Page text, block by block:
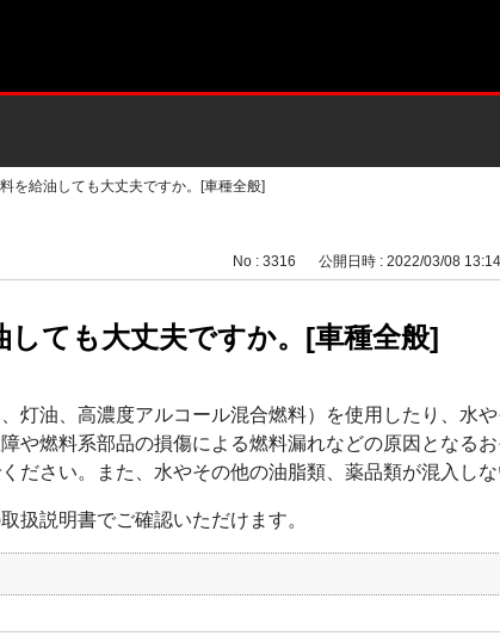
を給油しても大丈夫ですか。[車種全般]
No : 3316 公開日時 : 2022/03/08 13:14
しても大丈夫ですか。[車種全般]
灯油、高濃度アルコール混合燃料）を使用したり、水
や燃料系部品の損傷による燃料漏れなどの原因となる
ださい。また、水やその他の油脂類、薬品類が混入し
扱説明書でご確認いただけます。